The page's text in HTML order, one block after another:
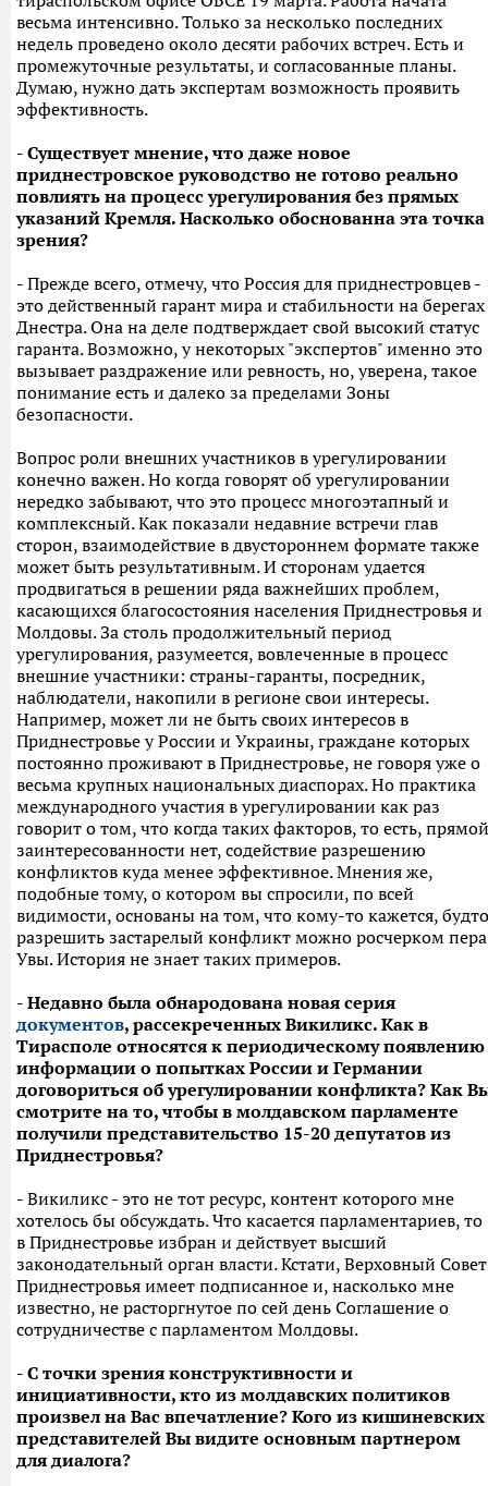
весьма интенсивно. Только за несколько последних
недель проведено около десяти рабочих встреч. Есть и
промежуточные результаты, и согласованные планы.
Думаю, нужно дать экспертам возможность проявить
эффективность.
- Существует мнение, что даже новое
приднестровское руководство не готово реально
повлиять на процесс урегулирования без прямых
указаний Кремля. Насколько обоснованна эта точка
зрения?
- Прежде всего, отмечу, что Россия для приднестровцев -
это действенный гарант мира и стабильности на берегах
Днестра. Она на деле подтверждает свой высокий статус
гаранта. Возможно, у некоторых "экспертов" именно это
вызывает раздражение или ревность, но, уверена, такое
понимание есть и далеко за пределами Зоны
безопасности.
Вопрос роли внешних участников в урегулировании
конечно важен. Но когда говорят об урегулировании
нередко забывают, что это процесс многоэтапный и
комплексный. Как показали недавние встречи глав
сторон, взаимодействие в двустороннем формате также
может быть результативным. И сторонам удается
продвигаться в решении ряда важнейших проблем,
касающихся благосостояния населения Приднестровья и
Молдовы. За столь продолжительный период
урегулирования, разумеется, вовлеченные в процесс
внешние участники: страны-гаранты, посредник,
наблюдатели, накопили в регионе свои интересы.
Например, может ли не быть своих интересов в
Приднестровье у России и Украины, граждане которых
постоянно проживают в Приднестровье, не говоря уже о
весьма крупных национальных диаспорах. Но практика
международного участия в урегулировании как раз
говорит о том, что когда таких факторов, то есть, прямой
заинтересованности нет, содействие разрешению
конфликтов куда менее эффективное. Мнения же,
подобные тому, о котором вы спросили, по всей
видимости, основаны на том, что кому-то кажется, будто
разрешить застарелый конфликт можно росчерком
Увы. История не знает таких примеров.
- Недавно была обнародована новая серия
документов, рассекреченных Викиликс. Как в
Тирасполе относятся к периодическому появлению
информации о попытках России и Германии
договориться об урегулировании конфликта? Как
смотрите на то, чтобы в молдавском парламенте
получили представительство 15-20 депутатов из
Приднестровья?
- Викиликс - это не тот ресурс, контент которого мне
хотелось бы обсуждать. Что касается парламентариев, то
в Приднестровье избран и действует высший
законодательный орган власти. Кстати, Верховный Совет
Приднестровья имеет подписанное и, насколько мне
известно, не расторгнутое по сей день Соглашение о
сотрудничестве с парламентом Молдовы.
- С точки зрения конструктивности и
инициативности, кто из молдавских политиков
произвел на Вас впечатление? Кого из кишиневских
представителей Вы видите основным партнером
для диалога?